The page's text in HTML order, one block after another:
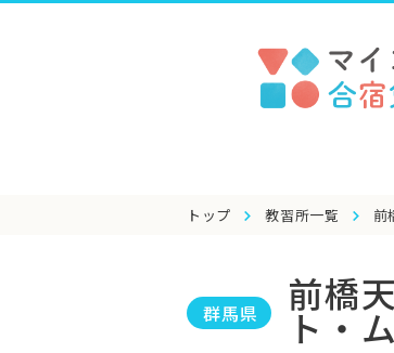
トップ 教習所一覧 前
群馬県 前橋
ト・